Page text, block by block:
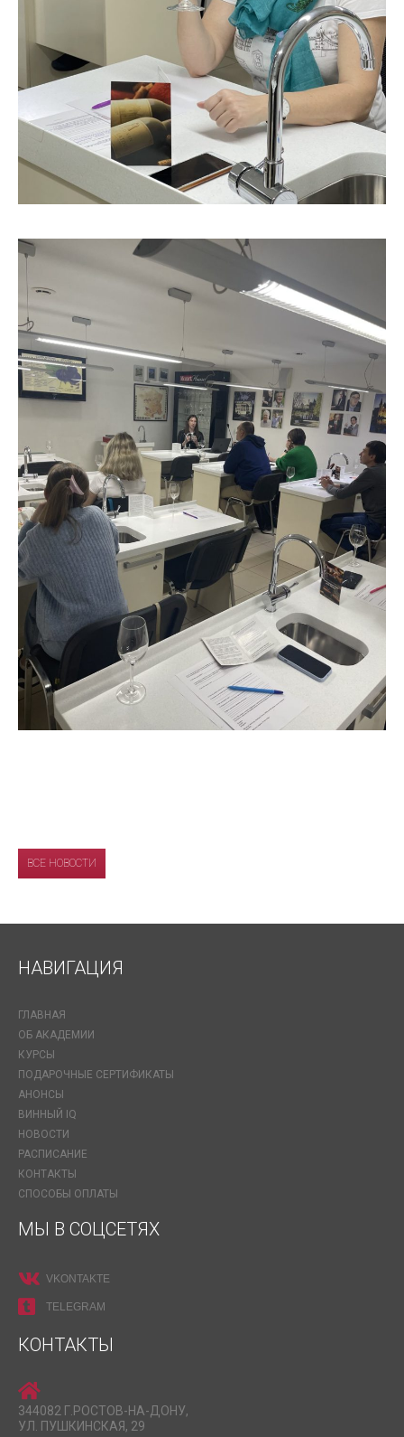
ВСЕ НОВОСТИ
НАВИГАЦИЯ
ГЛАВНАЯ
ОБ АКАДЕМИИ
КУРСЫ
ПОДАРОЧНЫЕ СЕРТИФИКАТЫ
АНОНСЫ
ВИННЫЙ IQ
НОВОСТИ
РАСПИСАНИЕ
КОНТАКТЫ
СПОСОБЫ ОПЛАТЫ
МЫ В СОЦСЕТЯХ
VKONTAKTE
TELEGRAM
КОНТАКТЫ
344082 Г.РОСТОВ-НА-ДОНУ,
УЛ. ПУШКИНСКАЯ, 29